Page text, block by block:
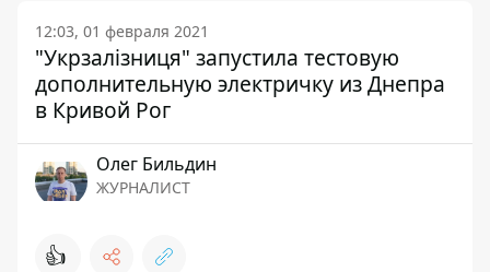
12:03, 01 февраля 2021
"Укрзалізниця" запустила тестовую
дополнительную электричку из Днепра
в Кривой Рог
Олег Бильдин
ЖУРНАЛИСТ
👍